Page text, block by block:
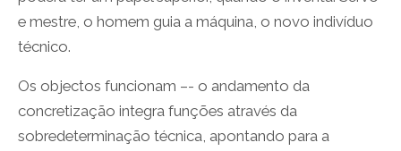
e mestre, o homem guia a máquina, o novo indivíduo
técnico.
Os objectos funcionam –- o andamento da
concretização integra funções através da
sobredeterminação técnica, apontando para a